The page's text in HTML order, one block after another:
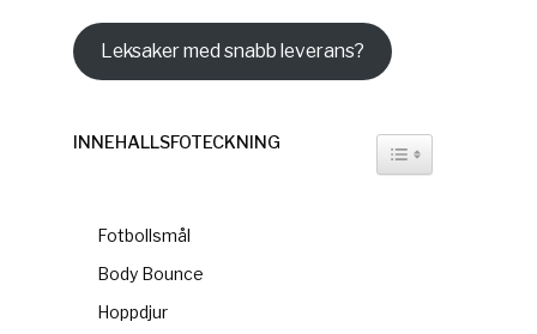
Leksaker med snabb leverans?
INNEHÅLLSFÖTECKNING TOGGLE TABLE OF
Fotbollsmål
Body Bounce
Hoppdjur